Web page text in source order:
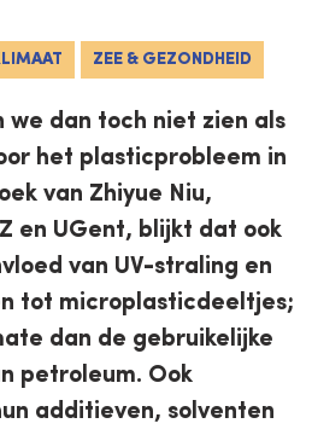
ZEE & GEZONDHEID
we dan toch niet zien als
het plasticprobleem in
van Zhiyue Niu,
en UGent, blijkt dat ook
van UV-straling en
tot microplasticdeeltjes;
dan de gebruikelijke
petroleum. Ook
additieven, solventen